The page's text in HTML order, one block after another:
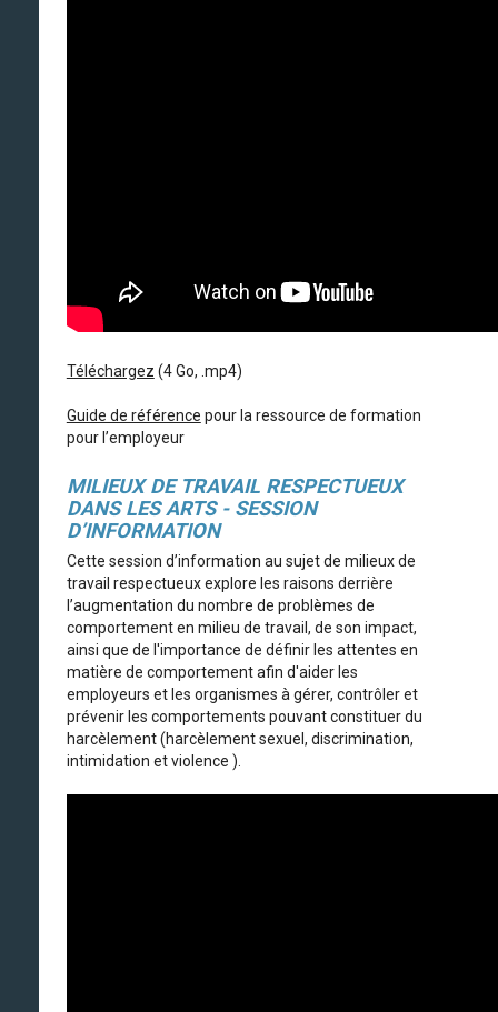
Téléchargez (4 Go, .mp4)
Guide de référence pour la ressource de formation
pour l’employeur
MILIEUX DE TRAVAIL RESPECTUEUX
DANS LES ARTS - SESSION
D’INFORMATION
Cette session d’information au sujet de milieux de
travail respectueux explore les raisons derrière
l’augmentation du nombre de problèmes de
comportement en milieu de travail, de son impact,
ainsi que de l'importance de définir les attentes en
matière de comportement afin d'aider les
employeurs et les organismes à gérer, contrôler et
prévenir les comportements pouvant constituer du
harcèlement (harcèlement sexuel, discrimination,
intimidation et violence ).